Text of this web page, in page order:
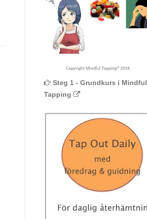
Steg 1 - Grundkurs i Mindful
Tapping